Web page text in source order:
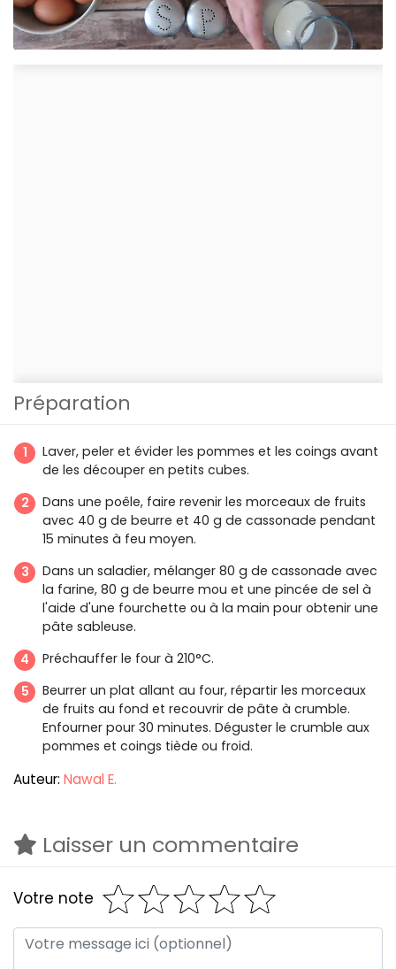
Préparation
Laver, peler et évider les pommes et les coings avant
de les découper en petits cubes.
Dans une poêle, faire revenir les morceaux de fruits
avec 40 g de beurre et 40 g de cassonade pendant
15 minutes à feu moyen.
Dans un saladier, mélanger 80 g de cassonade avec
la farine, 80 g de beurre mou et une pincée de sel à
l'aide d'une fourchette ou à la main pour obtenir une
pâte sableuse.
Préchauffer le four à 210°C.
Beurrer un plat allant au four, répartir les morceaux
de fruits au fond et recouvrir de pâte à crumble.
Enfourner pour 30 minutes. Déguster le crumble aux
pommes et coings tiède ou froid.
Auteur: Nawal E.
Laisser un commentaire
Votre note